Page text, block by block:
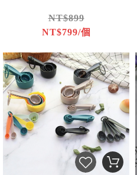
NT$899
NT$799/個